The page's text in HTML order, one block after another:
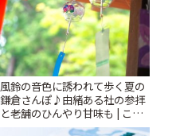
風鈴の音色に誘われて歩く夏の
鎌倉さんぽ♪由緒ある社の参拝
と老舗のひんやり甘味も | こと